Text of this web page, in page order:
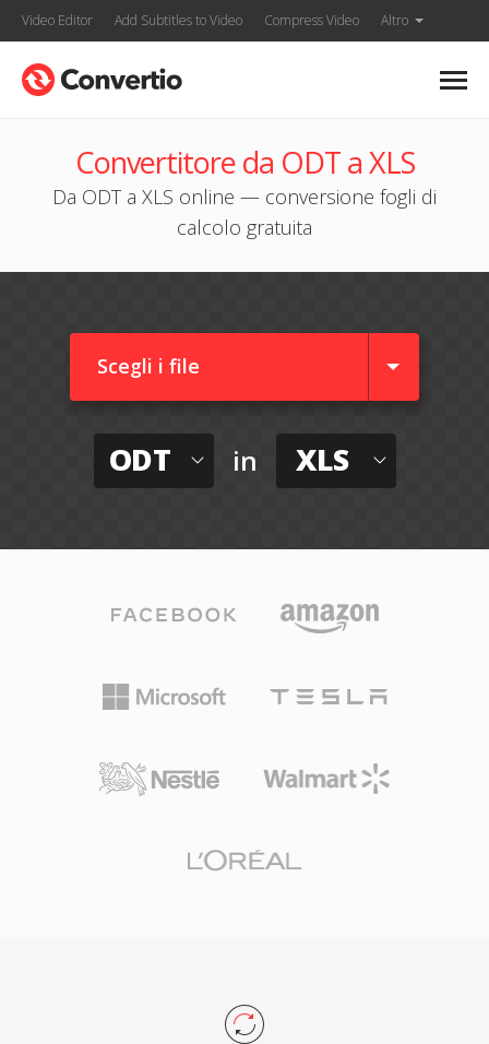
Video Editor Add Subtitles to Video Compress Video Altro
Convertitore da ODT a XLS
Da ODT a XLS online — conversione fogli di
calcolo gratuita
Scegli i file
ODT in XLS